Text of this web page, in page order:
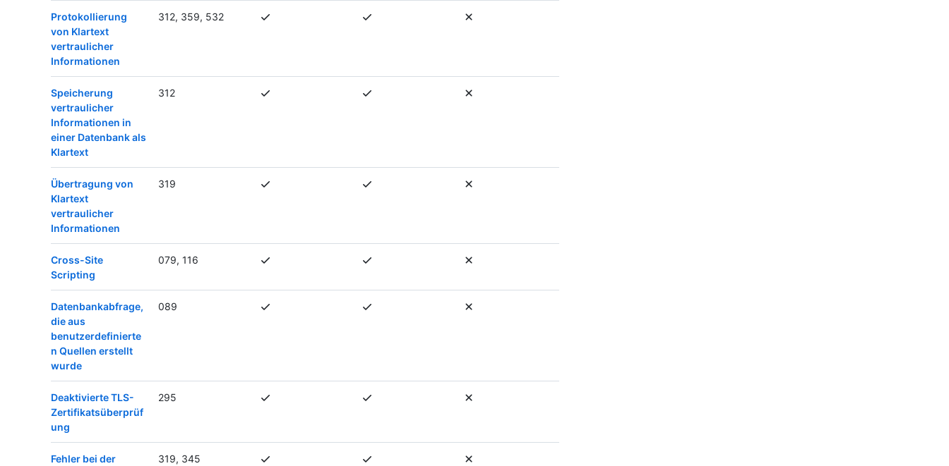
Protokollierung
von Klartext
vertraulicher
Informationen
312, 359, 532
Speicherung
vertraulicher
Informationen in
einer Datenbank als
Klartext
312
Übertragung von
Klartext
vertraulicher
Informationen
319
Cross-Site
Scripting
079, 116
Datenbankabfrage,
die aus
benutzerdefinierte
n Quellen erstellt
wurde
089
Deaktivierte TLS-
Zertifikatsüberprüf
ung
295
Fehler bei der
319, 345